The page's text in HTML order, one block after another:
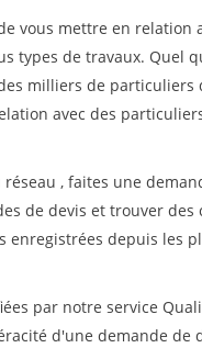
vous mettre en relation
types de travaux. Quel
milliers de
avec des
réseau , faites une
de devis et trouver
enregistrées depuis les
par notre service
d'une demande de